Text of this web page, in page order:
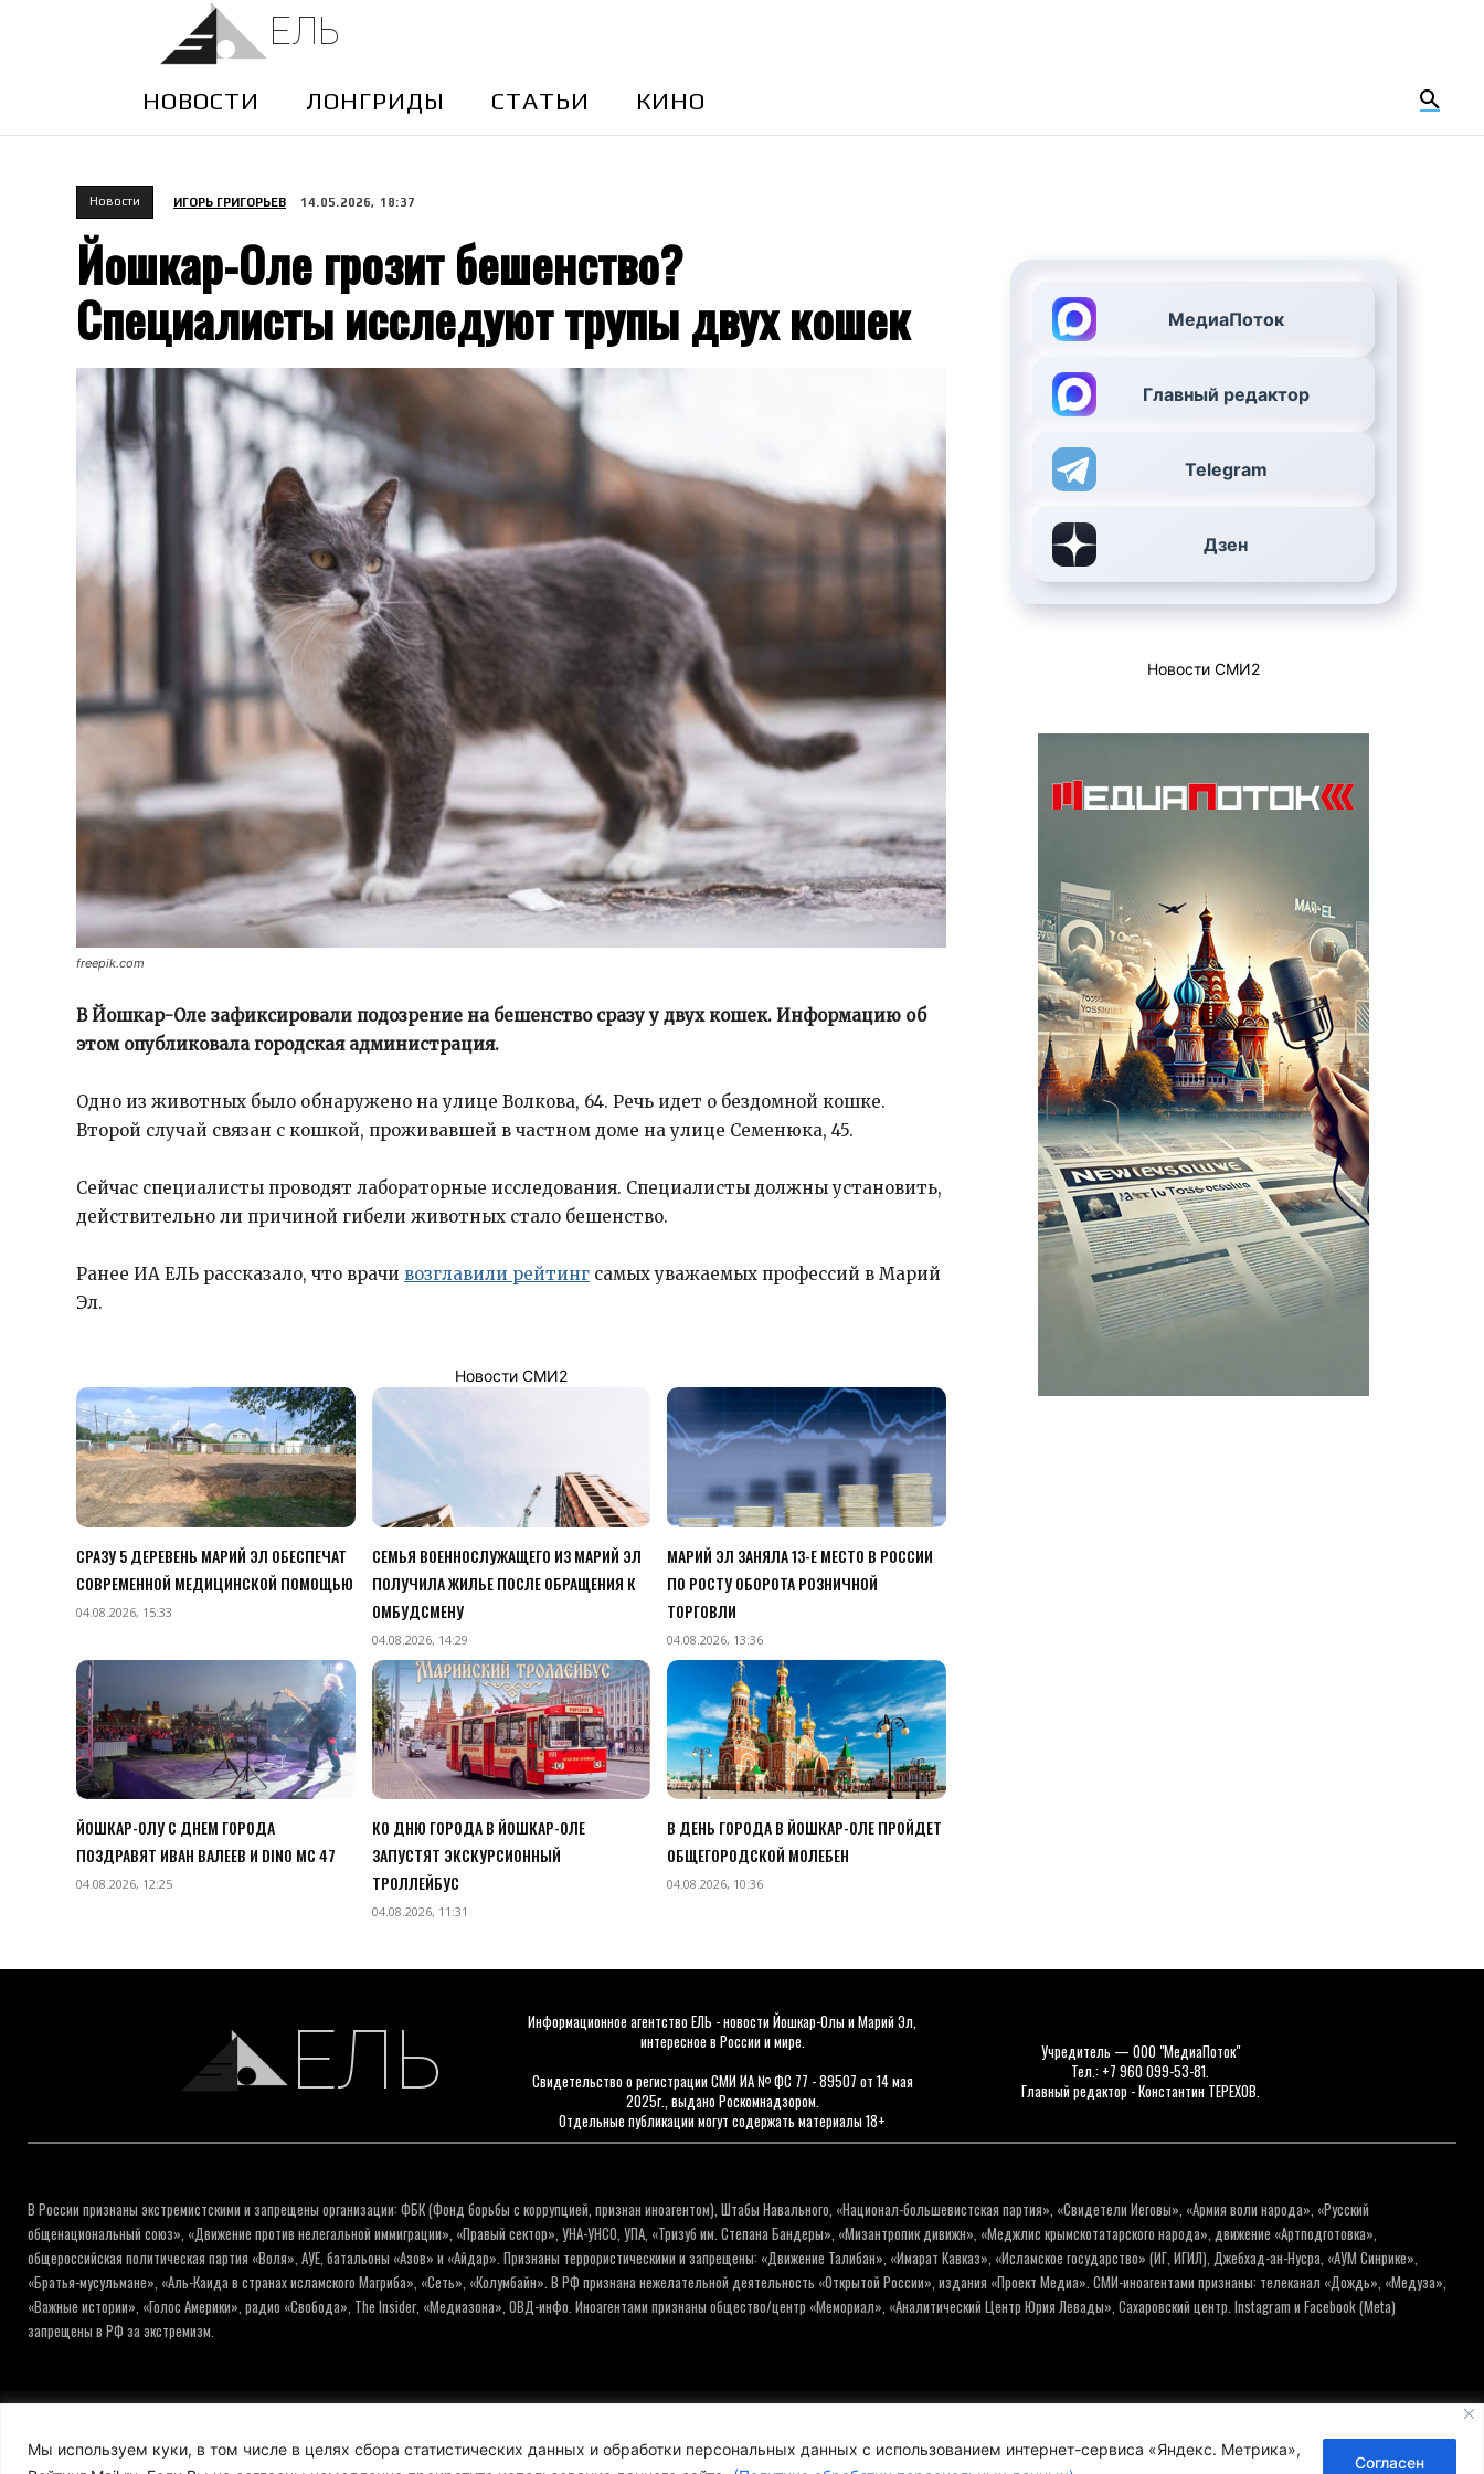
Мы используем куки, в том числе в целях сбора статистических данных и обработки персональных данных с использованием интернет-сервиса «Яндекс. Метрика»,
Согласен
ЕЛЬ
НОВОСТИ ЛОНГРИДЫ CТАТЬИ КИНО
Новости ИГОРЬ ГРИГОРЬЕВ 14.05.2026, 18:37
Йошкар-Оле грозит бешенство?
Специалисты исследуют трупы двух кошек
freepik.com
В Йошкар-Оле зафиксировали подозрение на бешенство сразу у двух кошек. Информацию об
этом опубликовала городская администрация.
Одно из животных было обнаружено на улице Волкова, 64. Речь идет о бездомной кошке.
Второй случай связан с кошкой, проживавшей в частном доме на улице Семенюка, 45.
Сейчас специалисты проводят лабораторные исследования. Специалисты должны установить,
действительно ли причиной гибели животных стало бешенство.
Ранее ИА ЕЛЬ рассказало, что врачи возглавили рейтинг самых уважаемых профессий в Марий
Эл.
Новости СМИ2
СРАЗУ 5 ДЕРЕВЕНЬ МАРИЙ ЭЛ ОБЕСПЕЧАТ
СОВРЕМЕННОЙ МЕДИЦИНСКОЙ ПОМОЩЬЮ
04.08.2026, 15:33
СЕМЬЯ ВОЕННОСЛУЖАЩЕГО ИЗ МАРИЙ ЭЛ
ПОЛУЧИЛА ЖИЛЬЕ ПОСЛЕ ОБРАЩЕНИЯ К
ОМБУДСМЕНУ
04.08.2026, 14:29
МАРИЙ ЭЛ ЗАНЯЛА 13-Е МЕСТО В РОССИИ
ПО РОСТУ ОБОРОТА РОЗНИЧНОЙ
ТОРГОВЛИ
04.08.2026, 13:36
ЙОШКАР-ОЛУ С ДНЕМ ГОРОДА
ПОЗДРАВЯТ ИВАН ВАЛЕЕВ И DINO MC 47
04.08.2026, 12:25
КО ДНЮ ГОРОДА В ЙОШКАР-ОЛЕ
ЗАПУСТЯТ ЭКСКУРСИОННЫЙ
ТРОЛЛЕЙБУС
04.08.2026, 11:31
В ДЕНЬ ГОРОДА В ЙОШКАР-ОЛЕ ПРОЙДЕТ
ОБЩЕГОРОДСКОЙ МОЛЕБЕН
04.08.2026, 10:36
МедиаПоток
Главный редактор
Telegram
Дзен
Новости СМИ2
ЕЛЬ
Информационное агентство ЕЛЬ - новости Йошкар-Олы и Марий Эл,
интересное в России и мире.
Свидетельство о регистрации СМИ ИА № ФС 77 - 89507 от 14 мая
2025г., выдано Роскомнадзором.
Отдельные публикации могут содержать материалы 18+
Учредитель — ООО "МедиаПоток"
Тел.: +7 960 099-53-81.
Главный редактор - Константин ТЕРЕХОВ.
В России признаны экстремистскими и запрещены организации: ФБК (Фонд борьбы с коррупцией, признан иноагентом), Штабы Навального, «Национал-большевистская партия», «Свидетели Иеговы», «Армия воли народа», «Русский
общенациональный союз», «Движение против нелегальной иммиграции», «Правый сектор», УНА-УНСО, УПА, «Тризуб им. Степана Бандеры», «Мизантропик дивижн», «Меджлис крымскотатарского народа», движение «Артподготовка»,
общероссийская политическая партия «Воля», АУЕ, батальоны «Азов» и «Айдар». Признаны террористическими и запрещены: «Движение Талибан», «Имарат Кавказ», «Исламское государство» (ИГ, ИГИЛ), Джебхад-ан-Нусра, «АУМ Синрике»,
«Братья-мусульмане», «Аль-Каида в странах исламского Магриба», «Сеть», «Колумбайн». В РФ признана нежелательной деятельность «Открытой России», издания «Проект Медиа». СМИ-иноагентами признаны: телеканал «Дождь», «Медуза»,
«Важные истории», «Голос Америки», радио «Свобода», The Insider, «Медиазона», ОВД-инфо. Иноагентами признаны общество/центр «Мемориал», «Аналитический Центр Юрия Левады», Сахаровский центр. Instagram и Facebook (Metа)
запрещены в РФ за экстремизм.